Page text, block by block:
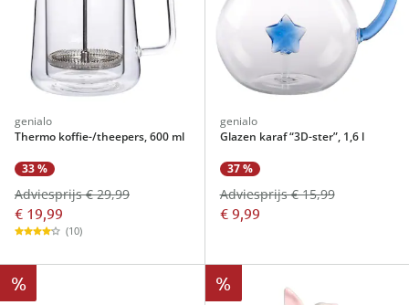
genialo
Thermo koffie-/theepers, 600 ml
33 %
€ 19,99
Adviesprijs € 29,99
(10)
genialo
Glazen karaf “3D-ster”, 1,6 l
37 %
€ 9,99
Adviesprijs € 15,99
% %